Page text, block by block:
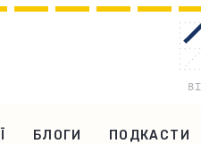
БЛОГИ ПОДКАСТИ